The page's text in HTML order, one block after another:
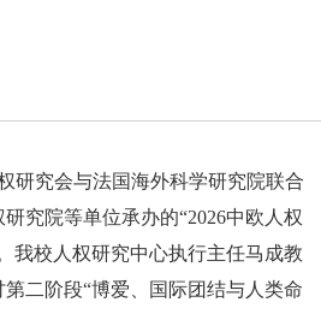
研究会与法国海外科学研究院联合
究院等单位承办的“2026中欧人权
我校人权研究中心执行主任马成教
二阶段“博爱、国际团结与人类命